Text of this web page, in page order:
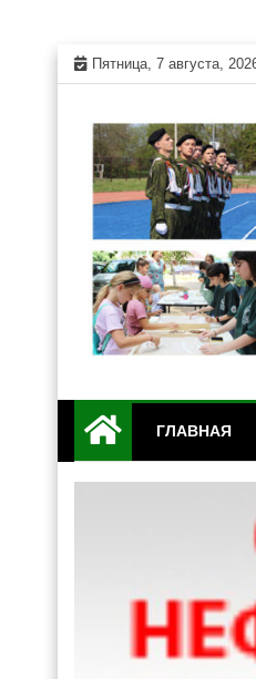
Skip
to
content
Пятница, 7 августа,
"Дружба"
ГЛАВНАЯ